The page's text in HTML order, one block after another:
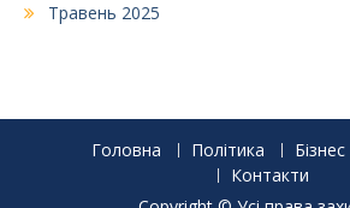
Травень 2025
Головна Політика Бізнес
Контакти